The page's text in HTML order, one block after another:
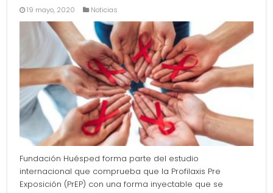
19 mayo, 2020 Noticias
Fundación Huésped forma parte del estudio
internacional que comprueba que la Profilaxis Pre
Exposición (PrEP) con una forma inyectable que se